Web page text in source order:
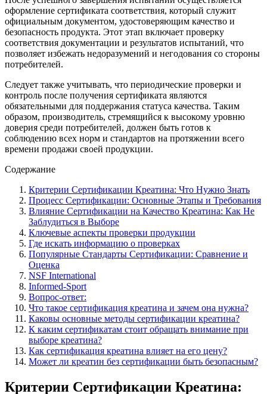
оформление сертификата соответствия, который служит
официальным документом, удостоверяющим качество и
безопасность продукта. Этот этап включает проверку
соответствия документации и результатов испытаний, что
позволяет избежать недоразумений и негодования со стороны
потребителей.
Следует также учитывать, что периодические проверки и
контроль после получения сертификата являются
обязательными для поддержания статуса качества. Таким
образом, производитель, стремящийся к высокому уровню
доверия среди потребителей, должен быть готов к
соблюдению всех норм и стандартов на протяжении всего
времени продажи своей продукции.
Содержание
Критерии Сертификации Креатина: Что Нужно Знать
Процесс Сертификации: Основные Этапы и Требования
Влияние Сертификации на Качество Креатина: Как Не
Заблудиться в Выборе
Ключевые аспекты проверки продукции
Где искать информацию о проверках
Популярные Стандарты Сертификации: Сравнение и
Оценка
NSF International
Informed-Sport
Вопрос-ответ:
Что такое сертификация креатина и зачем она нужна?
Каковы основные методы сертификации креатина?
К каким сертификатам стоит обращать внимание при
выборе креатина?
Как сертификация креатина влияет на его цену?
Может ли креатин без сертификации быть безопасным?
Критерии Сертификации Креатина: